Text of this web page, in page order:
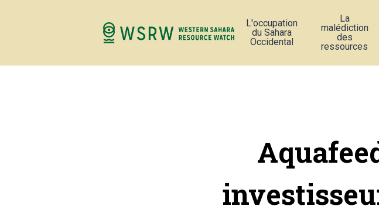
L'occupation
du Sahara
Occidental
La
malédiction
des
ressources